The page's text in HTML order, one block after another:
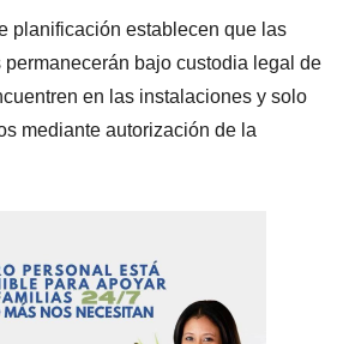
planificación establecen que las
bajo custodia legal de
en las instalaciones y solo
mediante autorización de la